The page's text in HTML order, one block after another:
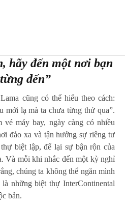
hãy đến một nơi bạn
đến”
cũng có thể hiểu theo cách:
mới lạ mà ta chưa từng thử qua”.
vé máy bay, ngày càng có nhiều
đảo xa và tận hưởng sự riêng tư
biệt lập, để lại sự bận rộn của
Và mỗi khi nhắc đến một kỳ nghỉ
chúng ta không thể ngăn mình
những biệt thự InterContinental
bản.